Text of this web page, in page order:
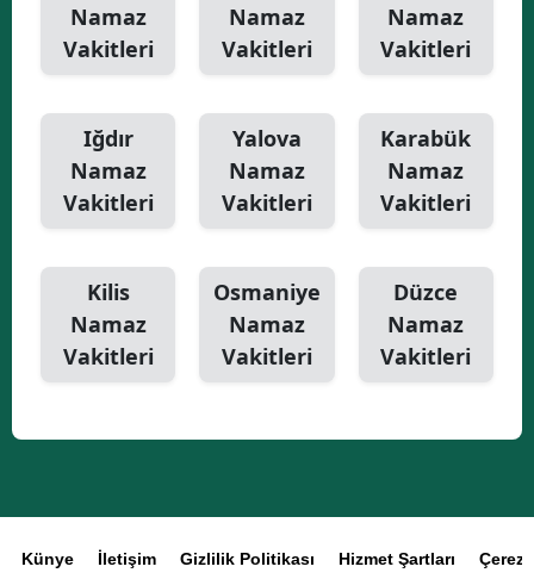
Namaz
Vakitleri
Namaz
Vakitleri
Namaz
Vakitleri
Iğdır
Namaz
Vakitleri
Yalova
Namaz
Vakitleri
Karabük
Namaz
Vakitleri
Kilis
Namaz
Vakitleri
Osmaniye
Namaz
Vakitleri
Düzce
Namaz
Vakitleri
Künye İletişim Gizlilik Politikası Hizmet Şartları Çerez